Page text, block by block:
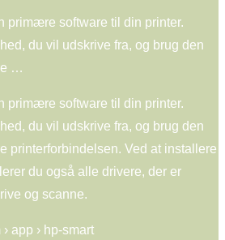
primære software til din printer.
du vil udskrive fra, og brug den
…
primære software til din printer.
du vil udskrive fra, og brug den
printerforbindelsen. Ved at installere
du også alle drivere, der er
og scanne.
app › hp-smart